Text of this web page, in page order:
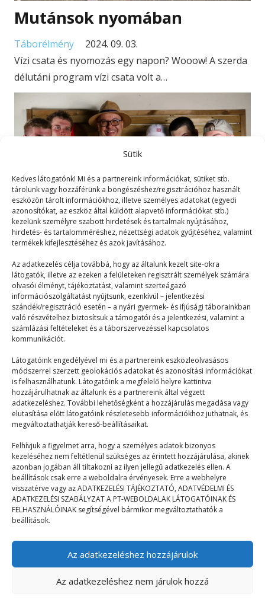
Sütik
Kedves látogatónk! Mi és a partnereink információkat, sütiket stb.
tárolunk vagy hozzáférünk a böngészéshez/regisztrációhoz használt
eszközön tárolt információkhoz, illetve személyes adatokat (egyedi
azonosítókat, az eszköz által küldött alapvető információkat stb.)
kezelünk személyre szabott hirdetések és tartalmak nyújtásához,
hirdetés- és tartalomméréshez, nézettségi adatok gyűjtéséhez, valamint
termékek kifejlesztéséhez és azok javításához.
Az adatkezelés célja továbbá, hogy az általunk kezelt site-okra
látogatók, illetve az ezeken a felületeken regisztrált személyek számára
olvasói élményt, tájékoztatást, valamint szerteágazó
információszolgáltatást nyújtsunk, ezenkívül – jelentkezési
szándék/regisztráció esetén – a nyári gyermek- és ifjúsági táborainkban
való részvételhez biztosítsuk a támogatói és a jelentkezési, valamint a
számlázási feltételeket és a táborszervezéssel kapcsolatos
kommunikációt.
Látogatóink engedélyével mi és a partnereink eszközleolvasásos
módszerrel szerzett geolokációs adatokat és azonosítási információkat
is felhasználhatunk. Látogatóink a megfelelő helyre kattintva
hozzájárulhatnak az általunk és a partnereink által végzett
adatkezeléshez. További lehetőségként a hozzájárulás megadása vagy
elutasítása előtt látogatóink részletesebb információkhoz juthatnak, és
megváltoztathatják kereső-beállításaikat.
Felhívjuk a figyelmet arra, hogy a személyes adatok bizonyos
kezeléséhez nem feltétlenül szükséges az érintett hozzájárulása, akinek
azonban jogában áll tiltakozni az ilyen jellegű adatkezelés ellen. A
beállítások csak erre a weboldalra érvényesek. Erre a webhelyre
visszatérve vagy az ADATKEZELÉSI TÁJÉKOZTATÓ, ADATVÉDELMI ÉS
ADATKEZELÉSI SZABÁLYZAT A PT-WEBOLDALAK LÁTOGATÓINAK ÉS
FELHASZNÁLÓINAK segítségével bármikor megváltoztathatók a
beállítások.
Az adatkezeléshez hozzájárulok
Az adatkezeléshez nem járulok hozzá
Mutánsok nyomában
Táborélmény
2024. 09. 03.
Vízi csata és nyomozás egy napon? Wooow! A szerda
délutáni program vízi csata volt a…
A tábor deszkásai
Táborélmény
2023. 09. 30.
Az új deszkás generáció tagjai itt vannak a PEOPLE
TEAM-ben, és én mindent meg szeretnék…
© 2023–2026
Navigáció
Főoldal
Mix
GDPR | Adatvédelmi és adatkezelési szabályzat